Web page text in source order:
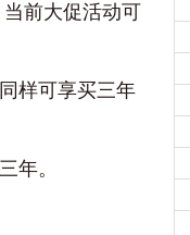
前大促活动可
样可享买三年
年。